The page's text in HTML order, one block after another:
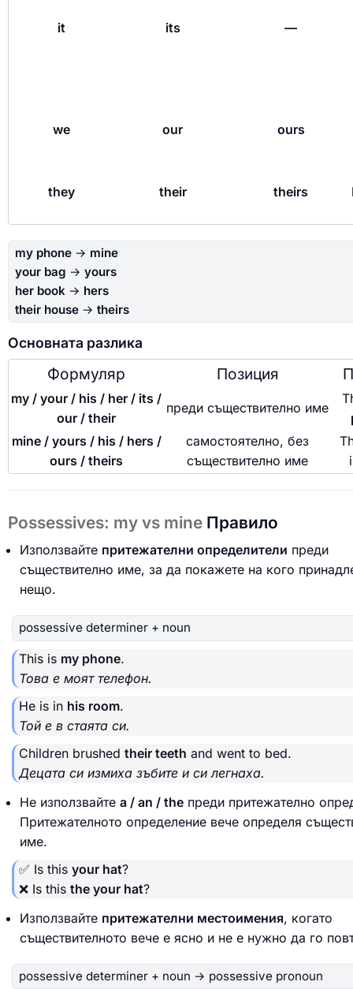
it its —
we our ours
they their theirs
my phone → mine
your bag → yours
her book → hers
their house → theirs
Основната разлика
Формуляр Позиция
my / your / his / her / its /
our / their
преди съществително име
mine / yours / his / hers /
ours / theirs
самостоятелно, без
съществително име
Possessives: my vs mine Правило
Използвайте притежателни определители преди
съществително име, за да покажете на кого
нещо.
possessive determiner + noun
This is my phone.
Това е моят телефон.
He is in his room.
Той е в стаята си.
Children brushed their teeth and went to bed.
Децата си измиха зъбите и си легнаха.
Не използвайте a / an / the преди притежателно
Притежателното определение вече определя
име.
✅ Is this your hat?
❌ Is this the your hat?
Използвайте притежателни местоимения, когато
съществителното вече е ясно и не е нужно да го
possessive determiner + noun → possessive pronoun